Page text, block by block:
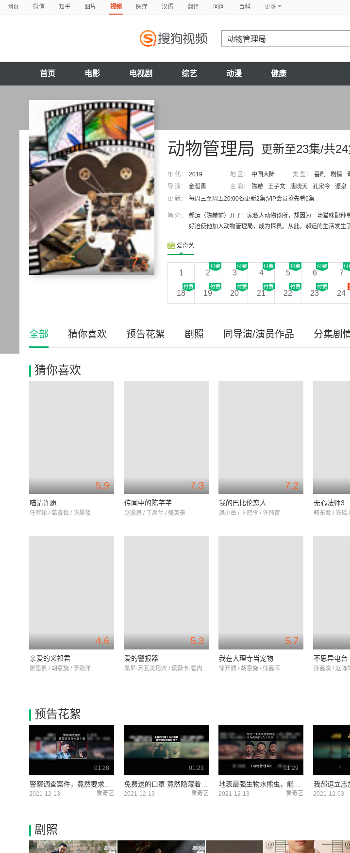
网页 微信 知乎 图片 视频 医疗 汉语 翻译 问问 百科 更多
首页 电影 电视剧 综艺 动漫 健康
7.5
更新至23集/共
动物管理局
年 代： 2019 地 区： 中国大陆 类 型： 喜剧 剧情
导 演：
金哲勇 主 演： 陈赫 王子文 唐晓天 孔宋今
谭泉
更 新：
每周三至周五20:00各更新2集;VIP会员抢先看6集
简 介：
郝运（陈赫饰）开了一家私人动物诊所，却因为一场猫咪配
好迫使他加入动物管理局，成为探员。从此，郝运的生活发
爱奇艺
1 2 3 4 5 6 7
18 19 20 21 22 23 24
全部 猜你喜欢 预告花絮 剧照 同导演/演员作品 分集剧
猜你喜欢
5.9
喵请许愿
任宥纶 / 葛鑫怡 / 陈昊蓝
7.3
传闻中的陈芊芊
赵露思 / 丁禹兮 / 盛英豪
7.2
我的巴比伦恋人
凤小岳 / 卜冠今 / 许玮甯
无心法师3
韩东君 / 陈瑶
4.6
亲爱的义祁君
张思帆 / 胡意旋 / 李歌洋
5.3
爱的警报器
桑尼·苏瓦美塔农 / 黛薇卡·霍内 / 翁拉维·那提通
5.7
我在大理寺当宠物
徐开骋 / 胡意旋 / 徐嘉苇
不思异电台
孙嘉浚 / 赵阵
预告花絮
01:28
2021-12-13 爱奇艺
01:29
2021-12-13 爱奇艺
01:29
2021-12-13 爱奇艺 2021-12-03
剧照